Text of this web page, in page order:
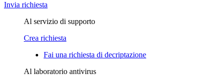
Invia richiesta
Al servizio di supporto
Crea richiesta
Fai una richiesta di decriptazione
Al laboratorio antivirus